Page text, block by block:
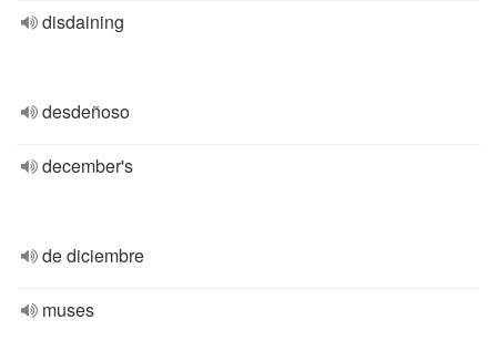
disdaining
desdeñoso
december's
de diciembre
muses